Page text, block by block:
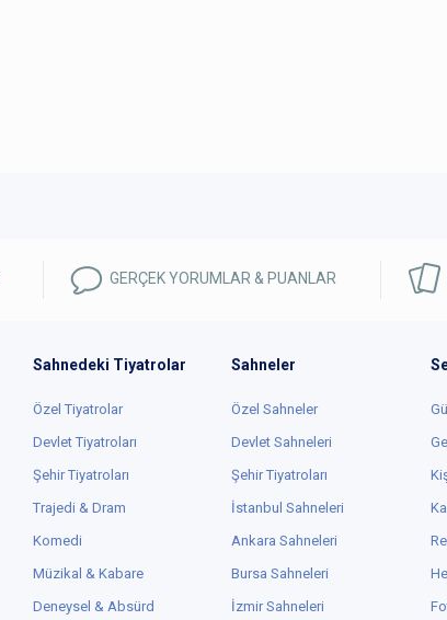
GERÇEK YORUMLAR & PUANLAR
Sahnedeki Tiyatrolar
Özel Tiyatrolar
Devlet Tiyatroları
Şehir Tiyatroları
Trajedi & Dram
Komedi
Müzikal & Kabare
Deneysel & Absürd
Sahneler
Özel Sahneler
Devlet Sahneleri
Şehir Tiyatroları
İstanbul Sahneleri
Ankara Sahneleri
Bursa Sahneleri
İzmir Sahneleri